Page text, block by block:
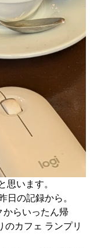
思います。
日の記録から。
からいったん帰
のカフェ ランプリ